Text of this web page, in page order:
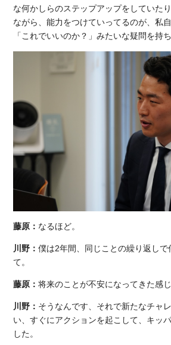
な何かしらのステップアップをしていた
ながら、能力をつけていってるのが、私
「これでいいのか？」みたいな疑問を持
藤原： なるほど。
川野：僕は2年間、同じことの繰り返しで
て。
藤原：将来のことが不安になってきた感
川野： そうなんです、それで新たなチャ
い、すぐにアクションを起こして、キッ
した。